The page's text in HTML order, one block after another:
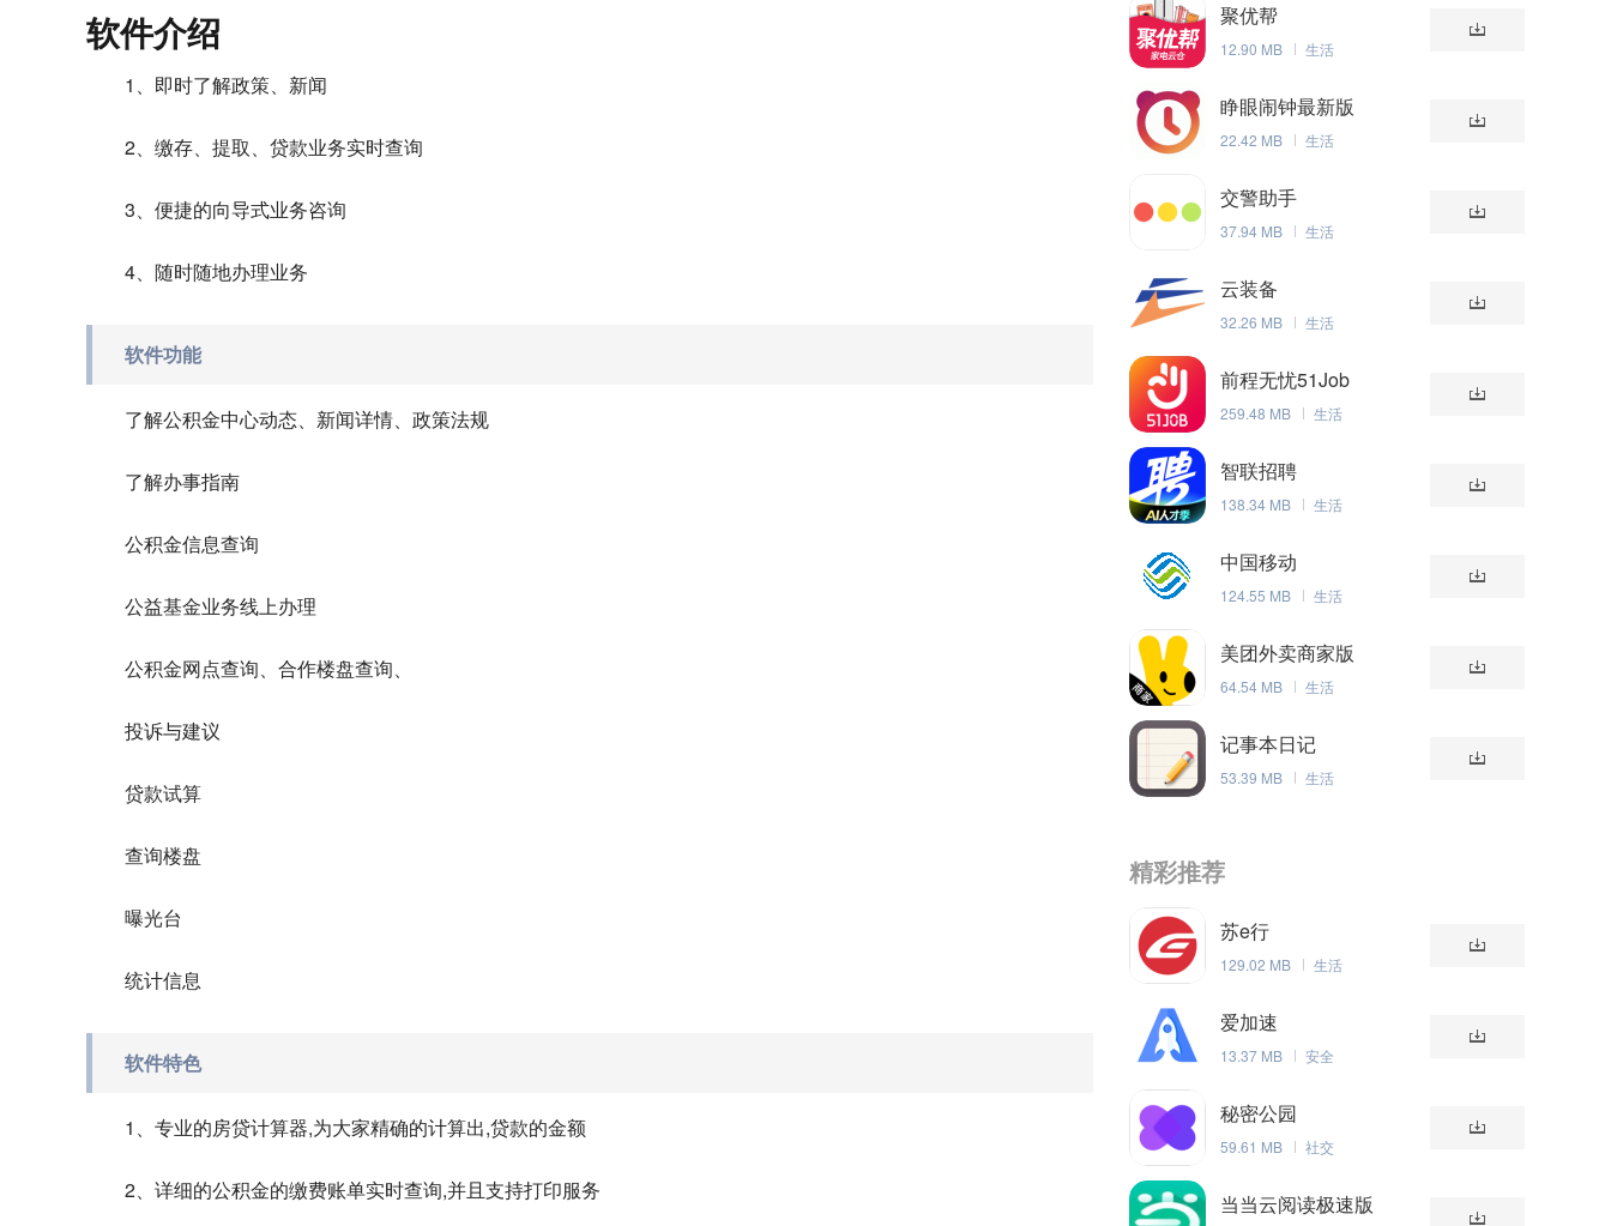
软件介绍
1、即时了解政策、新闻
2、缴存、提取、贷款业务实时查询
3、便捷的向导式业务咨询
4、随时随地办理业务
软件功能
了解公积金中心动态、新闻详情、政策法规
了解办事指南
公积金信息查询
公益基金业务线上办理
公积金网点查询、合作楼盘查询、
投诉与建议
贷款试算
查询楼盘
曝光台
统计信息
软件特色
1、专业的房贷计算器,为大家精确的计算出,贷款的金额
2、详细的公积金的缴费账单实时查询,并且支持打印服务
聚优帮
12.90 MB 生活
睁眼闹钟最新版
22.42 MB 生活
交警助手
37.94 MB 生活
云装备
32.26 MB 生活
前程无忧51Job
259.48 MB 生活
智联招聘
138.34 MB 生活
中国移动
124.55 MB 生活
美团外卖商家版
64.54 MB 生活
记事本日记
53.39 MB 生活
精彩推荐
苏e行
129.02 MB 生活
爱加速
13.37 MB 安全
秘密公园
59.61 MB 社交
当当云阅读极速版